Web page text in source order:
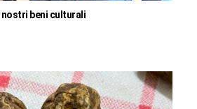
nostri beni culturali